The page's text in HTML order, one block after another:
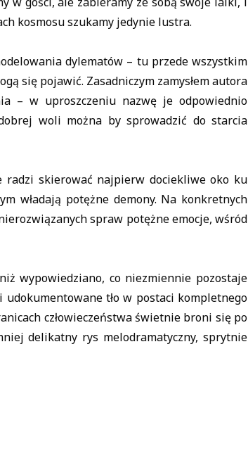
kosmosu szukamy jedynie lustra.
dylematów – tu przede wszystkim
się pojawić. Zasadniczym zamysłem autora
– w uproszczeniu nazwę je odpowiednio
woli można by sprowadzić do starcia
radzi skierować najpierw dociekliwe oko ku
władają potężne demony. Na konkretnych
spraw potężne emocje, wśród
wypowiedziano, co niezmiennie pozostaje
tło w postaci kompletnego
człowieczeństwa świetnie broni się po
delikatny rys melodramatyczny, sprytnie